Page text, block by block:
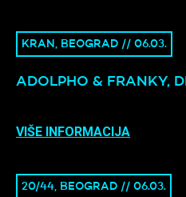
KRAN, BEOGRAD // 06.03.
ADOLPHO & FRANKY,
VIŠE INFORMACIJA
20/44, BEOGRAD // 06.03.